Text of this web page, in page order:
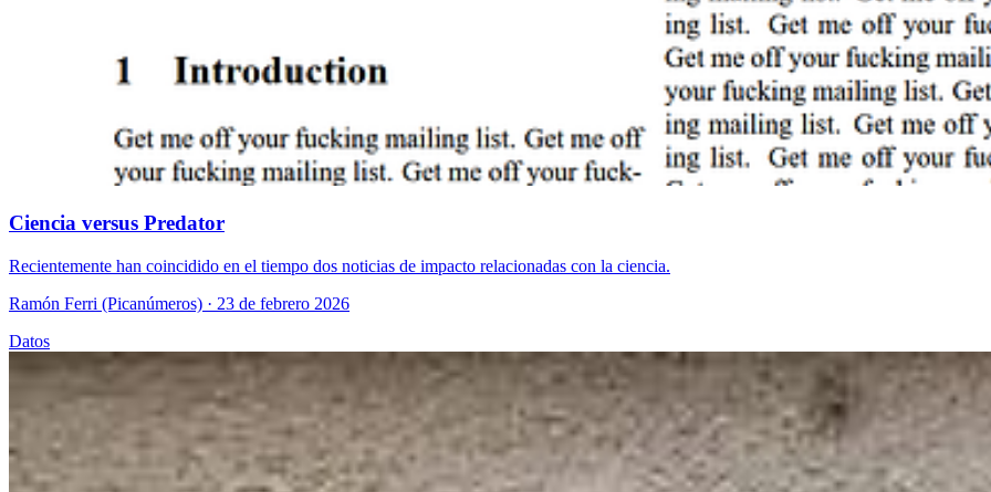
Ciencia versus Predator
Recientemente han coincidido en el tiempo dos noticias de impacto relacionadas con la ciencia.
Ramón Ferri (Picanúmeros) · 23 de febrero 2026
Datos